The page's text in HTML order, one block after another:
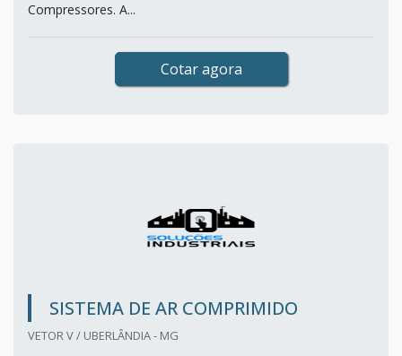
Compressores. A...
Cotar agora
SISTEMA DE AR COMPRIMIDO
VETOR V / UBERLÂNDIA - MG